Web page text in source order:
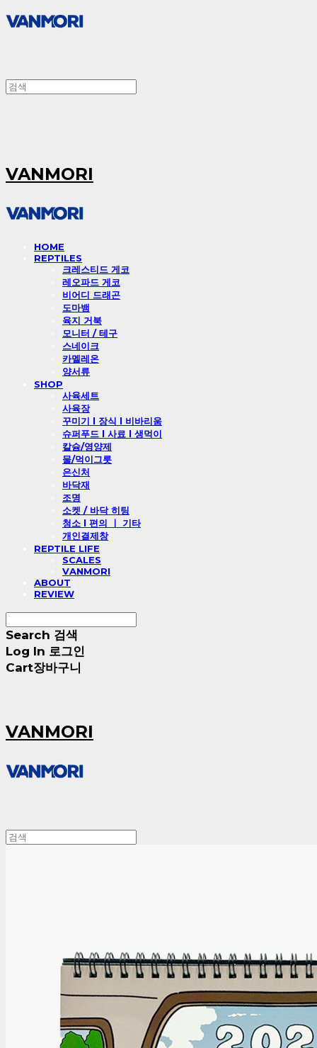
VANMORI
HOME
REPTILES
크레스티드 게코
레오파드 게코
비어디 드래곤
도마뱀
육지 거북
모니터 / 테구
스네이크
카멜레온
양서류
SHOP
사육세트
사육장
꾸미기 l 장식 l 비바리움
슈퍼푸드 l 사료 l 생먹이
칼슘/영양제
물/먹이그릇
은신처
바닥재
조명
소켓 / 바닥 히팅
청소 l 편의 ㅣ 기타
개인결제창
REPTILE LIFE
SCALES
VANMORI
ABOUT
REVIEW
Search 검색
Log In 로그인
Cart장바구니
VANMORI